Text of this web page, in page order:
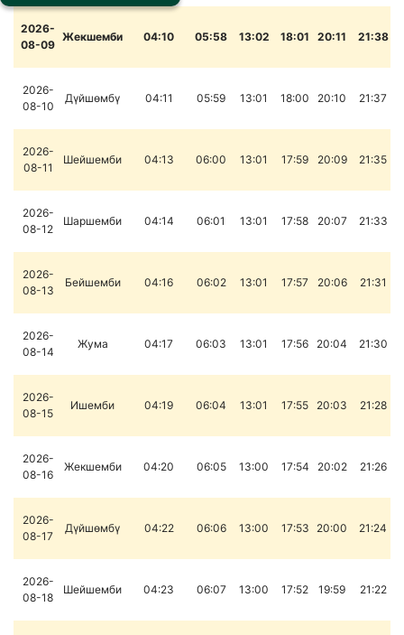
2026-
08-09
Жекшемби 04:10 05:58 13:02 18:01 20:11 21:38
2026-
08-10
Дүйшөмбү 04:11 05:59 13:01 18:00 20:10 21:37
2026-
08-11
Шейшемби 04:13 06:00 13:01 17:59 20:09 21:35
2026-
08-12
Шаршемби 04:14 06:01 13:01 17:58 20:07 21:33
2026-
08-13
Бейшемби 04:16 06:02 13:01 17:57 20:06 21:31
2026-
08-14
Жума 04:17 06:03 13:01 17:56 20:04 21:30
2026-
08-15
Ишемби 04:19 06:04 13:01 17:55 20:03 21:28
2026-
08-16
Жекшемби 04:20 06:05 13:00 17:54 20:02 21:26
2026-
08-17
Дүйшөмбү 04:22 06:06 13:00 17:53 20:00 21:24
2026-
08-18
Шейшемби 04:23 06:07 13:00 17:52 19:59 21:22